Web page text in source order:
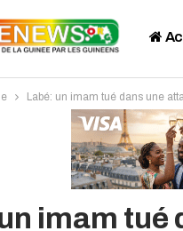
Labé: un imam tué dans une
imam tué